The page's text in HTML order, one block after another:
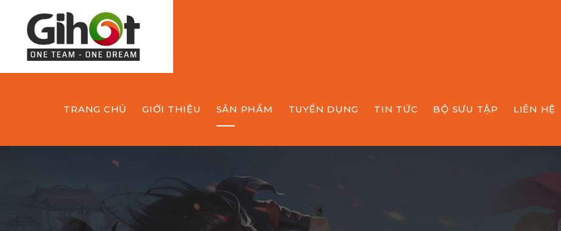
TRANG CHỦ GIỚI THIỆU SẢN PHẨM TUYỂN DỤNG TIN TỨC BỘ SƯU TẬP LIÊN HỆ